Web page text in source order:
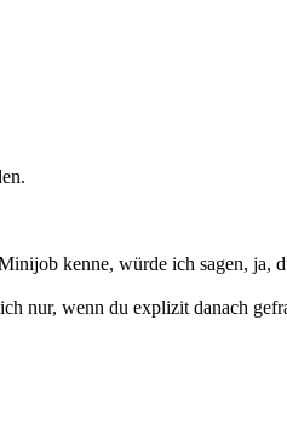
kenne, würde ich sagen, ja,
nur, wenn du explizit danach